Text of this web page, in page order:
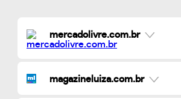
mercadolivre.com.br
magazineluiza.com.br